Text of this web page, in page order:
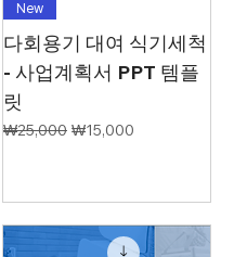
New
다회용기 대여 식기세척
- 사업계획서 PPT 템플
릿
일반가
₩25,000 할인가
₩15,000